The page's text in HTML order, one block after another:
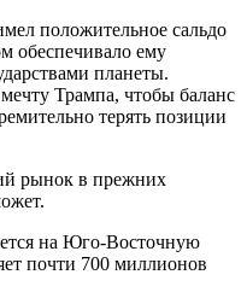
положительное сальдо
обеспечивало ему
планеты.
Трампа, чтобы баланс
терять позиции
рынок в прежних
на Юго-Восточную
почти 700 миллионов